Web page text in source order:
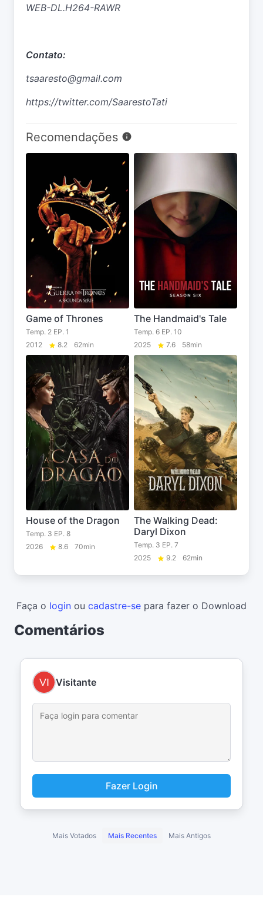
WEB-DL.H264-RAWR
Contato:
tsaaresto@gmail.com
https://twitter.com/SaarestoTati
Recomendações
Game of Thrones
Temp. 2 EP. 1
2012
8.2 62min
The Handmaid's Tale
Temp. 6 EP. 10
2025
7.6 58min
House of the Dragon
Temp. 3 EP. 8
2026
8.6 70min
The Walking Dead:
Daryl Dixon
Temp. 3 EP. 7
2025
9.2 62min
Faça o login ou cadastre-se para fazer o Download
Comentários
Visitante
Fazer Login
Mais Votados Mais Recentes Mais Antigos